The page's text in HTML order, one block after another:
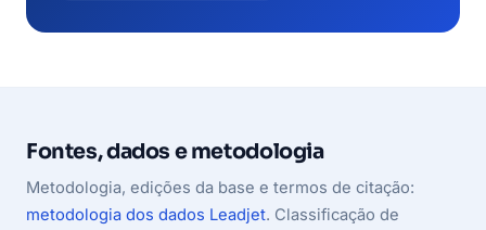
Fontes, dados e metodologia
Metodologia, edições da base e termos de citação:
metodologia dos dados Leadjet. Classificação de